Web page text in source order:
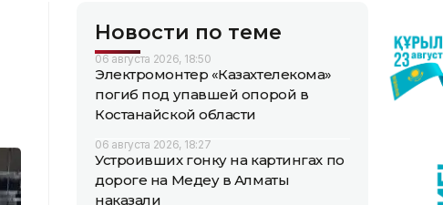
Новости по теме
06 августа 2026, 18:50
Электромонтер «Казахтелекома»
погиб под упавшей опорой в
Костанайской области
06 августа 2026, 18:27
Устроивших гонку на картингах по
дороге на Медеу в Алматы
наказали